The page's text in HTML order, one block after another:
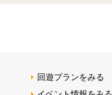
回遊プランをみる